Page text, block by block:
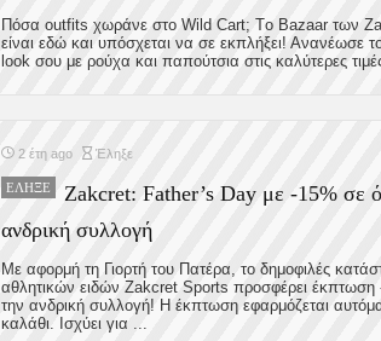
Πόσα outfits χωράνε στο Wild Cart; Tο Bazaar των
είναι εδώ και υπόσχεται να σε εκπλήξει! Ανανέωσε
look σου με ρούχα και παπούτσια στις καλύτερες
2 έτη ago Έληξε
ΈΛΗΞΕ
Zakcret: Father’s Day με -15% σε
ανδρική συλλογή
Με αφορμή τη Γιορτή του Πατέρα, το δημοφιλές
αθλητικών ειδών Zakcret Sports προσφέρει έκπτωση
την ανδρική συλλογή! Η έκπτωση εφαρμόζεται
καλάθι. Ισχύει για ...